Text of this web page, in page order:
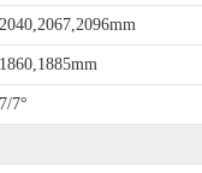
2040,2067,2096mm
1860,1885mm
7/7°